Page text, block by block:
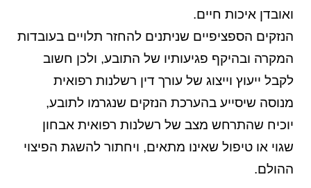
ואובדן איכות חיים.
הנזקים הספציפיים שניתנים להחזר תלויים בעובדות
המקרה ובהיקף פגיעותיו של התובע, ולכן חשוב
לקבל ייעוץ וייצוג של עורך דין רשלנות רפואית
מנוסה שיסייע בהערכת הנזקים שנגרמו לתובע,
יוכיח שהתרחש מצב של רשלנות רפואית אבחון
שגוי או טיפול שאינו מתאים, ויחתור להשגת הפיצוי
ההולם.